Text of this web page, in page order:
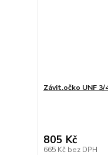
Závit.očko UNF 3/
805 Kč
665 Kč bez DPH